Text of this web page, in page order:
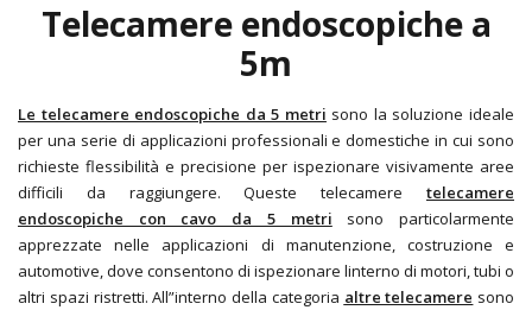
Telecamere endoscopiche a
5m
Le telecamere endoscopiche da 5 metri sono la soluzione ideale
per una serie di applicazioni professionali e domestiche in cui sono
richieste flessibilità e precisione per ispezionare visivamente aree
difficili da raggiungere. Queste telecamere telecamere
endoscopiche con cavo da 5 metri sono particolarmente
apprezzate nelle applicazioni di manutenzione, costruzione e
automotive, dove consentono di ispezionare linterno di motori, tubi o
altri spazi ristretti. All”interno della categoria altre telecamere sono